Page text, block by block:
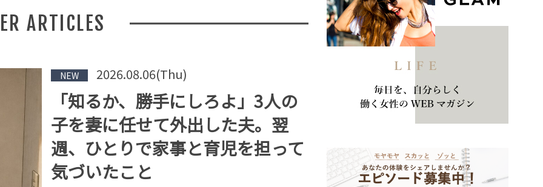
ARTICLES
NEW 2026.08.06(Thu)
「知るか、勝手にしろよ」3人の
子を妻に任せて外出した夫。翌
週、ひとりで家事と育児を担って
気づいたこと